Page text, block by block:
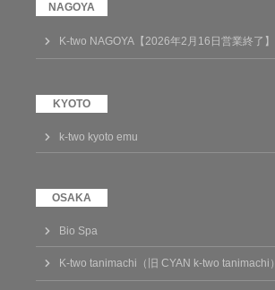
K-two NAGOYA【2026年2月16日営業終了】
k-two kyoto emu
Bio Spa
K-two tanimachi（旧 CYAN k-two tanimachi）